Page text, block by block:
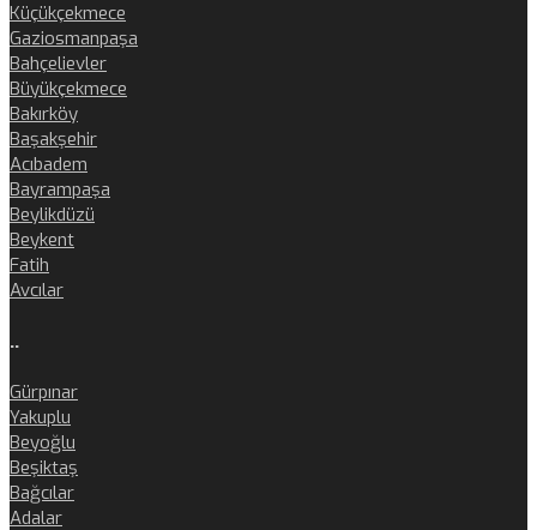
Küçükçekmece
Gaziosmanpaşa
Bahçelievler
Büyükçekmece
Bakırköy
Başakşehir
Acıbadem
Bayrampaşa
Beylikdüzü
Beykent
Fatih
Avcılar
..
Gürpınar
Yakuplu
Beyoğlu
Beşiktaş
Bağcılar
Adalar